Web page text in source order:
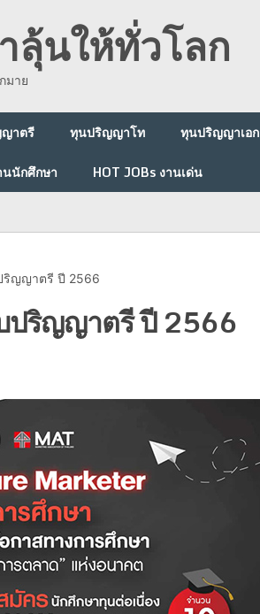
ลุ้นให้ทั่วโลก
มาย
าตรี ทุนปริญญาโท ทุนปริญญาเอก
นนักศึกษา HOT JOBs งานเด่น
ริญญาตรี ปี 2566
ปริญญาตรี ปี 2566